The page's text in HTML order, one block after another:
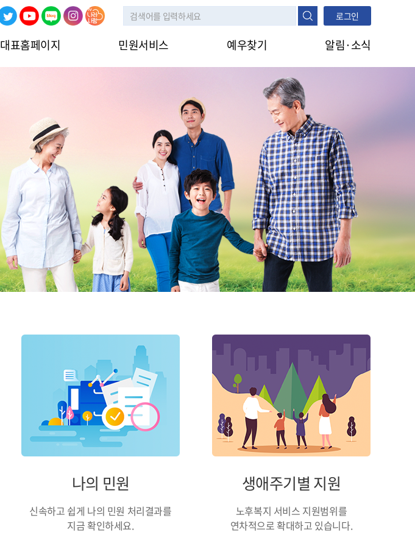
로그인
대표홈페이지 민원서비스 예우찾기
대상구분
모의계산
대상구분
생활수준조사
알림·소식
나라사랑신문
나의 민원
신속하고 쉽게 나의 민원 처리결과를
지금 확인하세요.
생애주기별 지원
노후복지 서비스 지원범위를
연차적으로 확대하고 있습니다.